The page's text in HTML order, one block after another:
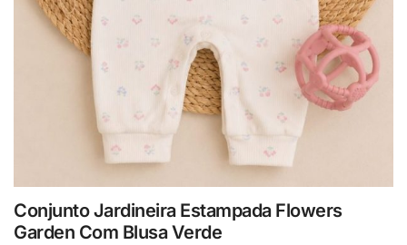
Conjunto Jardineira Estampada Flowers
Garden Com Blusa Verde